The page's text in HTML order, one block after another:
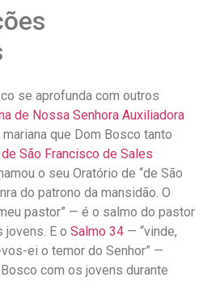
se aprofunda com outros
de Nossa Senhora Auxiliadora
que Dom Bosco tanto
de São Francisco de Sales
o seu Oratório de “de São
do patrono da mansidão. O
pastor” — é o salmo do pastor
jovens. E o Salmo 34 — “vinde,
ei o temor do Senhor” —
com os jovens durante